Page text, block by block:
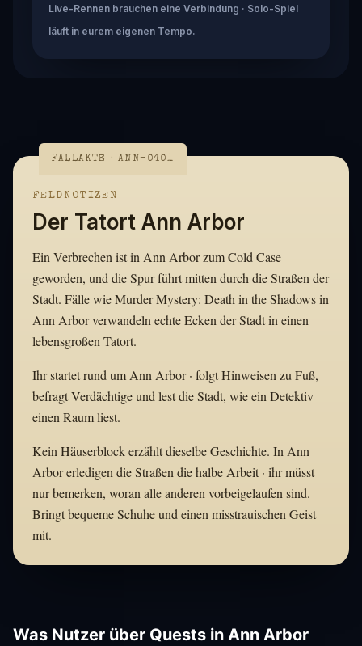
Live-Rennen brauchen eine Verbindung · Solo-Spiel
läuft in eurem eigenen Tempo.
FALLAKTE · ANN-0401
FELDNOTIZEN
Der Tatort Ann Arbor
Ein Verbrechen ist in Ann Arbor zum Cold Case
geworden, und die Spur führt mitten durch die Straßen der
Stadt. Fälle wie Murder Mystery: Death in the Shadows in
Ann Arbor verwandeln echte Ecken der Stadt in einen
lebensgroßen Tatort.
Ihr startet rund um Ann Arbor · folgt Hinweisen zu Fuß,
befragt Verdächtige und lest die Stadt, wie ein Detektiv
einen Raum liest.
Kein Häuserblock erzählt dieselbe Geschichte. In Ann
Arbor erledigen die Straßen die halbe Arbeit · ihr müsst
nur bemerken, woran alle anderen vorbeigelaufen sind.
Bringt bequeme Schuhe und einen misstrauischen Geist
mit.
Was Nutzer über Quests in Ann Arbor